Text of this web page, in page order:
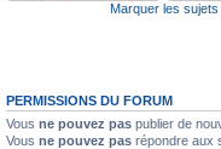
Marquer les
PERMISSIONS DU FORUM
Vous ne pouvez pas publier de
Vous ne pouvez pas répondre aux